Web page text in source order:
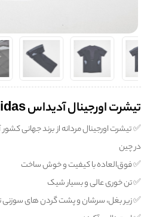
تیشرت اورجینال آدیداس Adidas
در چین
✅️ فوق‌العاده با کیفیت و خوش ساخت
✅️ تن خوری عالی و بسیار شیک
✅️ زیر بغل، سرشان و پشت گردن های